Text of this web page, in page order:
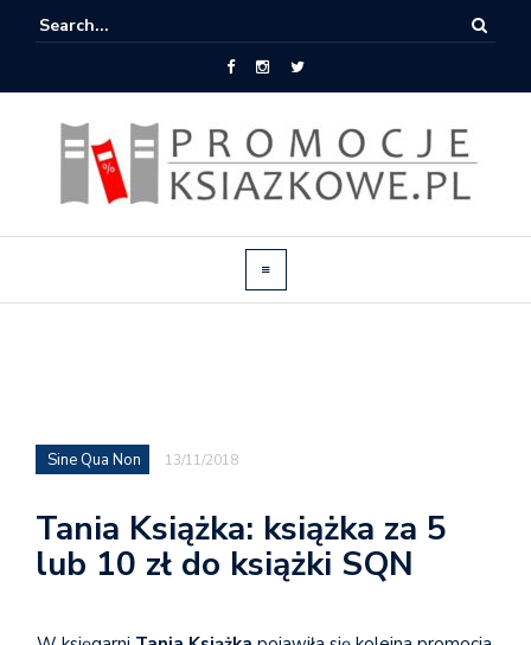
Sine Qua Non 13/11/2018
Tania Książka: książka za 5
lub 10 zł do książki SQN